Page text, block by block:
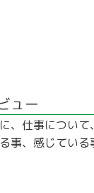
ュー
、仕事について
事、感じている